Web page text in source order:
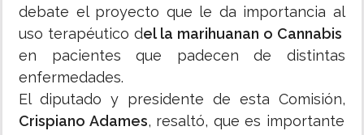
debate el proyecto que le da importancia al
uso terapéutico del la marihuanan o Cannabis
en pacientes que padecen de distintas
enfermedades.
El diputado y presidente de esta Comisión,
Crispiano Adames, resaltó, que es importante